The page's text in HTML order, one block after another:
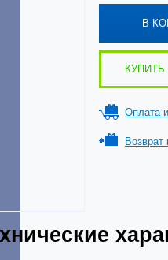
В
КУПИТЬ
Оплата
Возврат